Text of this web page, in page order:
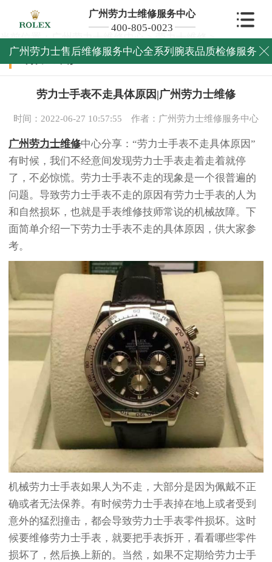
广州劳力士维修服务中心
400-805-0023
广州劳力士售后维修服务中心全系列腕表品质检修服务 
当前位置：广州劳力士维修中心>劳力士维修>
劳力士维修
劳力士手表不走具体原因|广州劳力士维修
时间：2022-06-27 10:57:55 作者：广州劳力士维修服务中心
广州劳力士维修中心分享：“劳力士手表不走具体原因”
有时候，我们不经意间发现劳力士手表走着走着就停
了，不必惊慌。劳力士手表不走的现象是一个很普遍的
问题。导致劳力士手表不走的原因有劳力士手表的人为
和自然损坏，也就是手表维修技师常说的机械故障。下
面简单介绍一下劳力士手表不走的具体原因，供大家参
考。
机械劳力士手表如果人为不走，大部分是因为佩戴不正
确或者无法保养。有时候劳力士手表掉在地上或者受到
意外的猛烈撞击，都会导致劳力士手表零件损坏。这时
候要维修劳力士手表，就要把手表拆开，看看哪些零件
损坏了，然后换上新的。当然，如果不定期给劳力士手